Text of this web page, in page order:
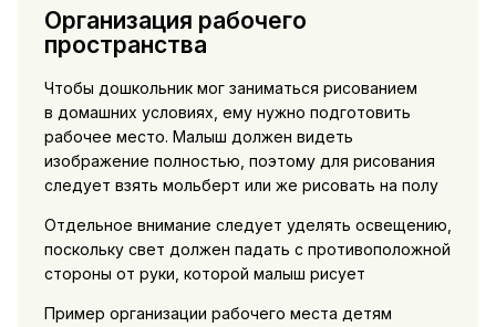
Организация рабочего
пространства
Чтобы дошкольник мог заниматься рисованием
в домашних условиях, ему нужно подготовить
рабочее место. Малыш должен видеть
изображение полностью, поэтому для рисования
следует взять мольберт или же рисовать на полу
Отдельное внимание следует уделять освещению,
поскольку свет должен падать с противоположной
стороны от руки, которой малыш рисует
Пример организации рабочего места детям